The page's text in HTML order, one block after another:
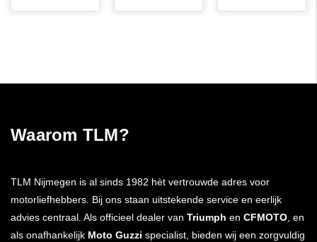
Waarom TLM?
TLM Nijmegen is al sinds 1982 hèt vertrouwde adres voor
motorliefhebbers. Bij ons staan uitstekende service en eerlijk
advies centraal. Als officieel dealer van Triumph en CFMOTO, en
als onafhankelijk Moto Guzzi specialist, bieden wij een zorgvuldig